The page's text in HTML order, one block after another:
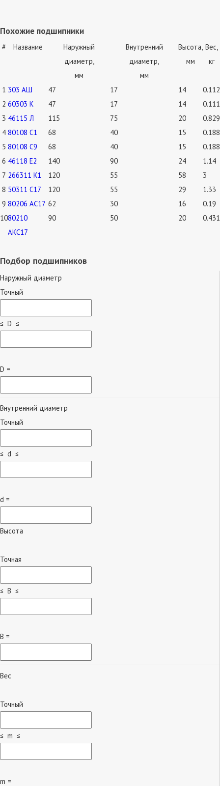
Похожие подшипники
# Название
Наружный
диаметр,
мм
Внутренний
диаметр,
мм
Высота,
мм
Вес,
кг
1 303 АШ 47 17 14
0.112
2 60303 К 47 17 14
0.111
3 46115 Л 115 75 20
0.829
4 80108 С1 68 40 15
0.188
5 80108 С9 68 40 15
0.188
6 46118 Е2 140 90 24
1.14
7 266311 К1 120 55 58
3
8 50311 С17 120 55 29
1.33
9 80206 АС17 62 30 16
0.19
1080210
АКС17
90 50 20 0.431
Подбор подшипников
Наружный диаметр
Точный
≤ D ≤
D =
Внутренний диаметр
Точный
≤ d ≤
d =
Высота
Точная
≤ B ≤
B =
Вес
Точный
≤ m ≤
m =